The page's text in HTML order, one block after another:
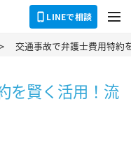
LINEで相談 dehaze
交通事故で弁護士費用特約
を賢く活用！流